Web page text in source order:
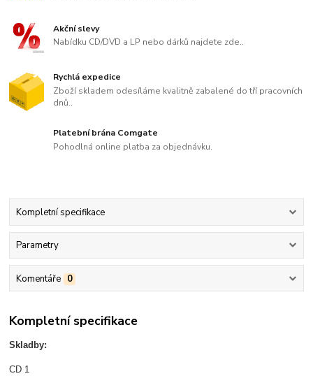
Akční slevy
Nabídku CD/DVD a LP nebo dárků najdete zde..
Rychlá expedice
Zboží skladem odesíláme kvalitně zabalené do tří pracovních
dnů..
Platební brána Comgate
Pohodlná online platba za objednávku.
Kompletní specifikace
Parametry
Komentáře 0
Kompletní specifikace
Skladby:
CD 1